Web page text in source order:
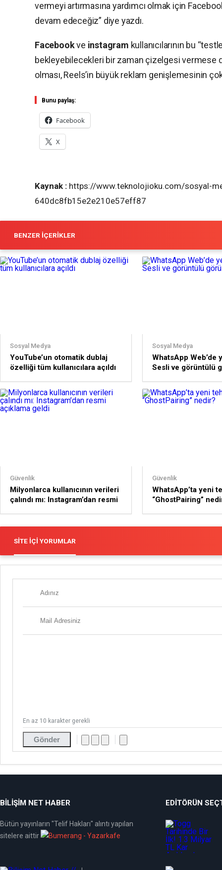
vermeyi artırmasına yardımcı olmak için
devam edeceğiz” diye yazdı.
Facebookve instagram kullanıcılarının bu
bekleyebilecekleri bir zaman çizelgesi vermese
olması, Reels’in büyük reklam genişlemesinin
Bunu paylaş:
Facebook
X
Kaynak : https://www.teknolojioku.com/sosyal-
640dc8fb15e2e210e57eff87
BENZER İÇERIKLER
Sosyal Medya
YouTube’un otomatik dublaj
özelliği tüm kullanıcılara açıldı
Sosyal Medya
WhatsApp Web’de
Sesli ve görüntülü
Güvenlik
Milyonlarca kullanıcının verileri
çalındı mı: Instagram’dan resmi
Güvenlik
WhatsApp’ta yeni
“GhostPairing”
SITE İÇI YORUMLAR
Gönder
En az 10 karakter gerekli
BİLİŞİM NET HABER
Bütün yayınların "Telif Hakları" alıntı yapılan
sitelere aittir
EDITÖRÜN